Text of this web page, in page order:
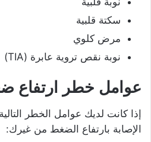
سكتة قلبية
مرض كلوي
نوبة نقص تروية عابرة (TIA)
عوامل خطر ارتفاع
إذا كانت لديك عوامل الخطر
الإصابة بارتفاع الضغط من غيرك: